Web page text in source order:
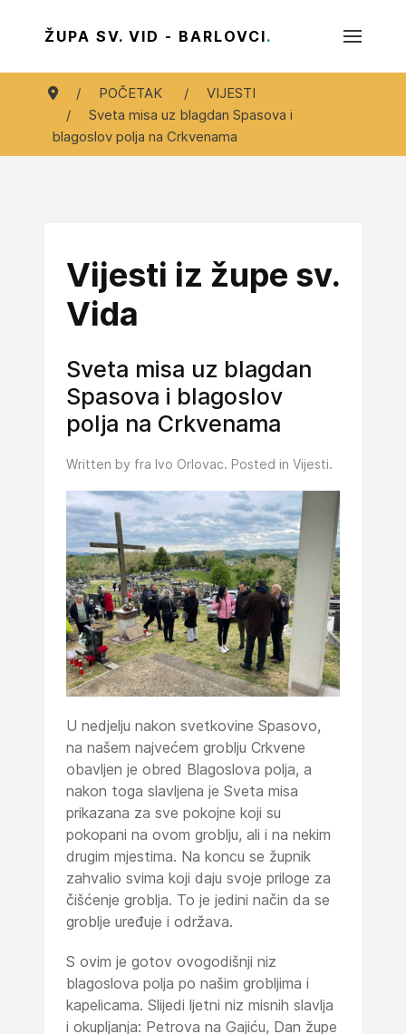
ŽUPA SV. VID - BARLOVCI.
POČETAK
VIJESTI
Sveta misa uz blagdan Spasova i
blagoslov polja na Crkvenama
Vijesti iz župe sv.
Vida
Sveta misa uz blagdan
Spasova i blagoslov
polja na Crkvenama
Written by fra Ivo Orlovac. Posted in Vijesti.
U nedjelju nakon svetkovine Spasovo,
na našem najvećem groblju Crkvene
obavljen je obred Blagoslova polja, a
nakon toga slavljena je Sveta misa
prikazana za sve pokojne koji su
pokopani na ovom groblju, ali i na nekim
drugim mjestima. Na koncu se župnik
zahvalio svima koji daju svoje priloge za
čišćenje groblja. To je jedini način da se
groblje uređuje i održava.
S ovim je gotov ovogodišnji niz
blagoslova polja po našim grobljima i
kapelicama. Slijedi ljetni niz misnih slavlja
i okupljanja: Petrova na Gajiću, Dan župe